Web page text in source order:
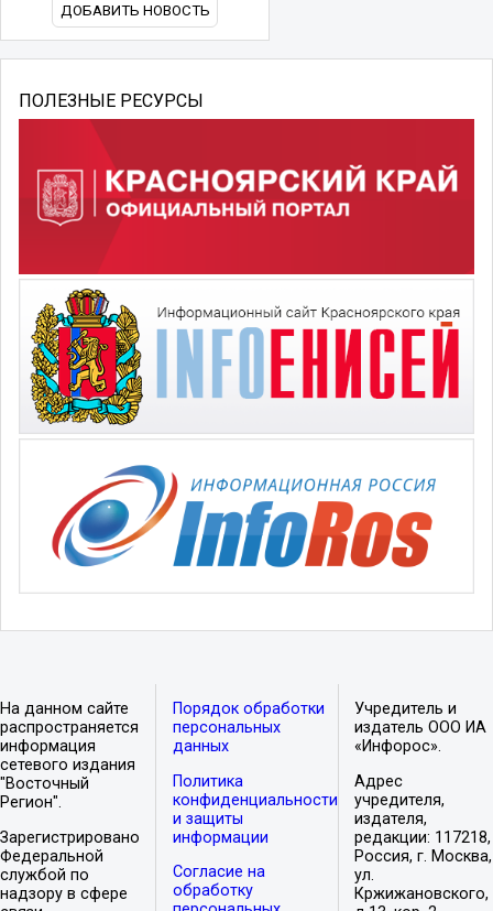
ДОБАВИТЬ НОВОСТЬ
ПОЛЕЗНЫЕ РЕСУРСЫ
На данном сайте
распространяется
информация
сетевого издания
"Восточный
Регион".
Зарегистрировано
Федеральной
службой по
надзору в сфере
Порядок обработки
персональных
данных
Политика
конфиденциальности
и защиты
информации
Согласие на
обработку
Учредитель и
издатель ООО ИА
«Инфорос».
Адрес
учредителя,
издателя,
редакции: 117218,
Россия, г. Москва,
ул.
Кржижановского,